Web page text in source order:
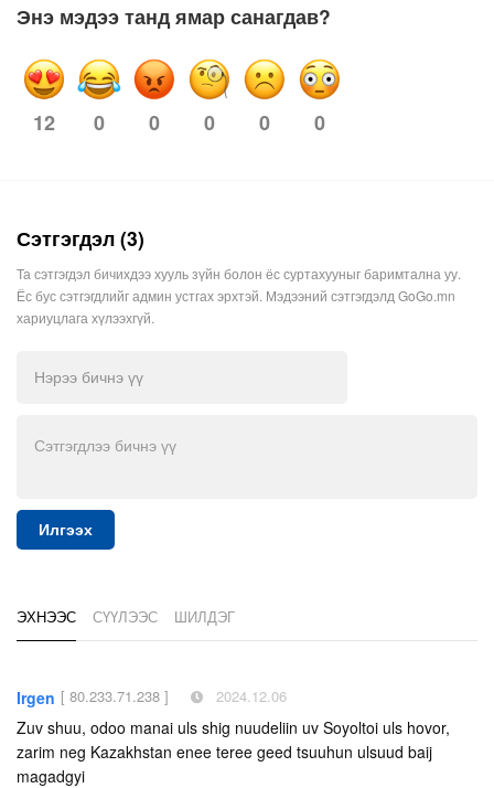
Энэ мэдээ танд ямар санагдав?
12 0 0 0 0 0
Сэтгэгдэл (3)
Та сэтгэгдэл бичихдээ хууль зүйн болон ёс суртахууныг баримтална уу.
Ёс бус сэтгэгдлийг админ устгах эрхтэй. Мэдээний сэтгэгдэлд GoGo.mn
хариуцлага хүлээхгүй.
Илгээх
ЭХНЭЭС СҮҮЛЭЭС ШИЛДЭГ
Irgen [ 80.233.71.238 ] 2024.12.06
Zuv shuu, odoo manai uls shig nuudeliin uv Soyoltoi uls hovor,
zarim neg Kazakhstan enee teree geed tsuuhun ulsuud baij
magadgyi